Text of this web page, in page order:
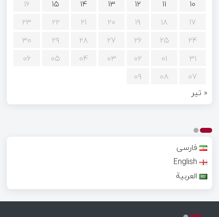
۱۰
۱۱ ۱۲ ۱۳ ۱۴ ۱۵
۱۶
۱۷
۱۸ ۱۹ ۲۰ ۲۱ ۲۲
۲۳
۲۴
۲۵ ۲۶ ۲۷ ۲۸ ۲۹
۳۰
۳۱
۰۱ ۰۲ ۰۳ ۰۴ ۰۵
۰۶
۰۷
۰۸
۰۹
« تیر
فارسی
English
العربية